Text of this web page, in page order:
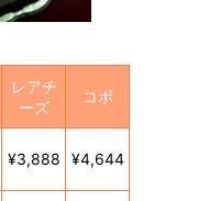
レアチ
ーズ
コポ
¥3,888 ¥4,644